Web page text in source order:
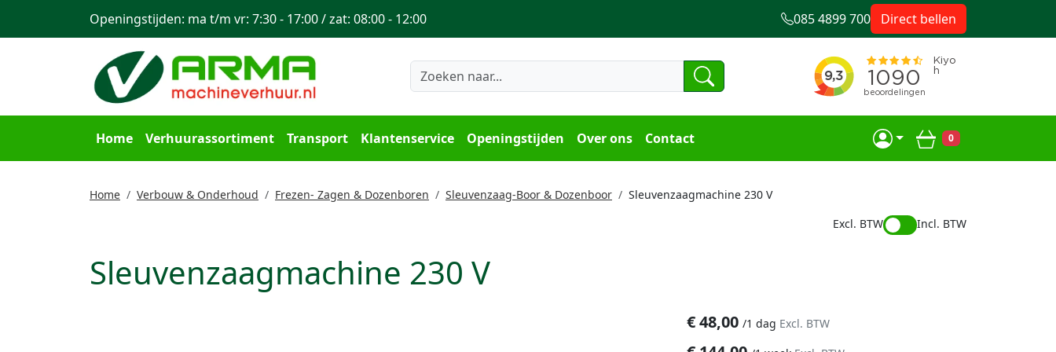
Home Verhuurassortiment Transport Klantenservice Openingstijden Over ons Contact Winkelwagen
0
Openingstijden: ma t/m vr: 7:30 - 17:00 / zat: 08:00 - 12:00 085 4899 700 Direct bellen
Home Verbouw & Onderhoud Frezen- Zagen & Dozenboren Sleuvenzaag-Boor & Dozenboor
Sleuvenzaagmachine 230 V
Excl. BTW
Incl. BTW
Sleuvenzaagmachine 230 V
€48,00 /1 dag Excl. BTW